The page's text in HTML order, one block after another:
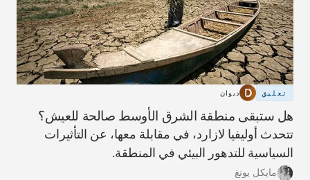
تعليق ديوان
هل ستبقى منطقة الشرق الأوسط صالحة للعيش؟
تتحدث أوليفيا لازارد، في مقابلة معها، عن التأثيرات
السياسية للتدهور البيئي في المنطقة.
مايكل يونغ